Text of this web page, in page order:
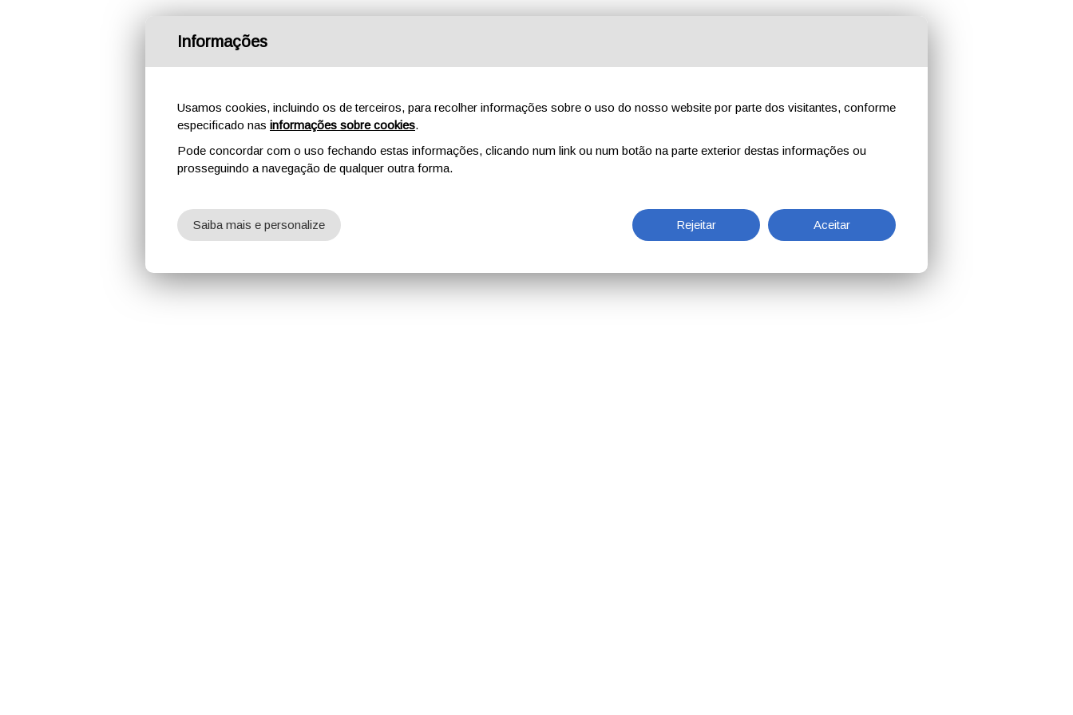
Informações
Usamos cookies, incluindo os de terceiros, para recolher informações sobre o uso do nosso website por parte dos visitantes, conforme
especificado nas informações sobre cookies.
Pode concordar com o uso fechando estas informações, clicando num link ou num botão na parte exterior destas informações ou
prosseguindo a navegação de qualquer outra forma.
Rejeitar Aceitar
Saiba mais e personalize